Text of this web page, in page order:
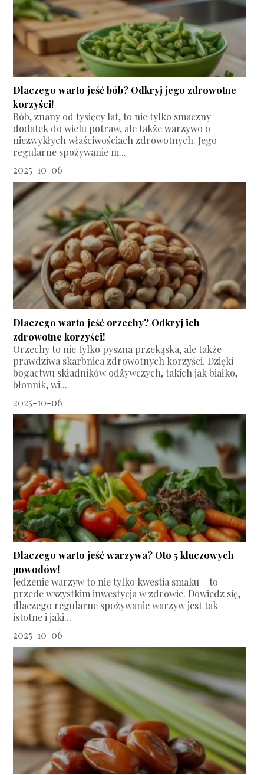
Dlaczego warto jeść bób? Odkryj jego zdrowotne
korzyści!
Bób, znany od tysięcy lat, to nie tylko smaczny
dodatek do wielu potraw, ale także warzywo o
niezwykłych właściwościach zdrowotnych. Jego
regularne spożywanie m...
2025-10-06
Dlaczego warto jeść orzechy? Odkryj ich
zdrowotne korzyści!
Orzechy to nie tylko pyszna przekąska, ale także
prawdziwa skarbnica zdrowotnych korzyści. Dzięki
bogactwu składników odżywczych, takich jak białko,
błonnik, wi...
2025-10-06
Dlaczego warto jeść warzywa? Oto 5 kluczowych
powodów!
Jedzenie warzyw to nie tylko kwestia smaku – to
przede wszystkim inwestycja w zdrowie. Dowiedz się,
dlaczego regularne spożywanie warzyw jest tak
istotne i jaki...
2025-10-06